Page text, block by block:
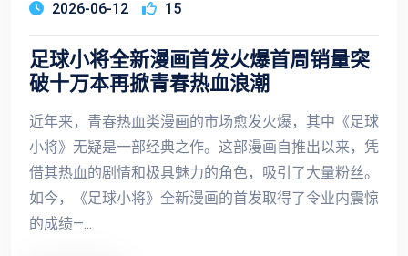
2026-06-12 15
足球小将全新漫画首发火爆首周销量突
破十万本再掀青春热血浪潮
近年来，青春热血类漫画的市场愈发火爆，其中《足球
小将》无疑是一部经典之作。这部漫画自推出以来，凭
借其热血的剧情和极具魅力的角色，吸引了大量粉丝。
如今，《足球小将》全新漫画的首发取得了令业内震惊
的成绩—...